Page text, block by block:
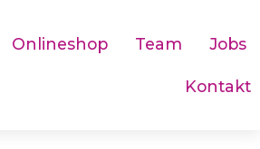
Onlineshop Team Jobs
Kontakt